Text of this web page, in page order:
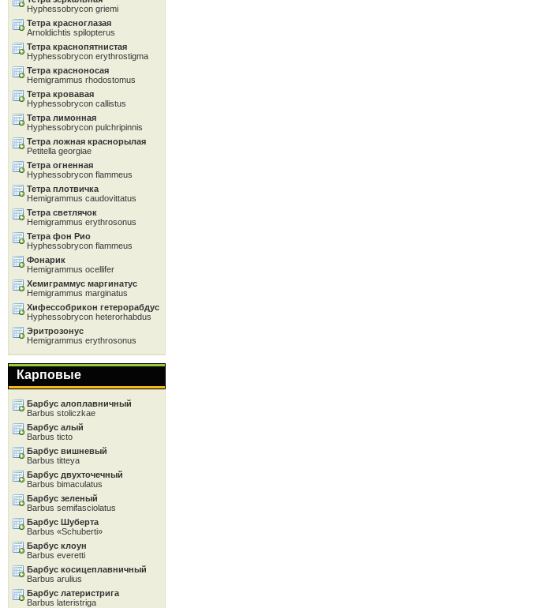
Hyphessobrycon griemi
Тетра красноглазая
Arnoldichtis spilopterus
Тетра краснопятнистая
Hyphessobrycon erythrostigma
Тетра красноносая
Hemigrammus rhodostomus
Тетра кровавая
Hyphessobrycon callistus
Тетра лимонная
Hyphessobrycon pulchripinnis
Тетра ложная краснорылая
Petitella georgiae
Тетра огненная
Hyphessobrycon flammeus
Тетра плотвичка
Hemigrammus caudovittatus
Тетра светлячок
Hemigrammus erythrosonus
Тетра фон Рио
Hyphessobrycon flammeus
Фонарик
Hemigrammus ocellifer
Хемиграммус маргинатус
Hemigrammus marginatus
Хифессобрикон гетерорабдус
Hyphessobrycon heterorhabdus
Эритрозонус
Hemigrammus erythrosonus
Карповые
Барбус алоплавничный
Barbus stoliczkae
Барбус алый
Barbus ticto
Барбус вишневый
Barbus titteya
Барбус двухточечный
Barbus bimaculatus
Барбус зеленый
Barbus semifasciolatus
Барбус Шуберта
Barbus «Schuberti»
Барбус клоун
Barbus everetti
Барбус косицеплавничный
Barbus arulius
Барбус латеристрига
Barbus lateristriga